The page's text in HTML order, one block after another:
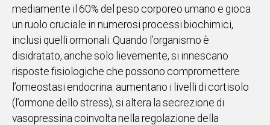
SPORT
EVENTI
STORIE
VIDEO
Vai
mediamente il 60% del peso corporeo umano e gioca
un ruolo cruciale in numerosi processi biochimici,
inclusi quelli ormonali. Quando l’organismo è
disidratato, anche solo lievemente, si innescano
risposte fisiologiche che possono compromettere
l’omeostasi endocrina: aumentano i livelli di cortisolo
(l’ormone dello stress), si altera la secrezione di
vasopressina coinvolta nella regolazione della